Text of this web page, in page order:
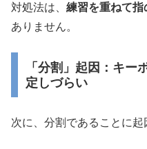
対処法は、 練習を重ねて指
ありません。
「分割」起因：キー
定しづらい
次に、分割であることに起